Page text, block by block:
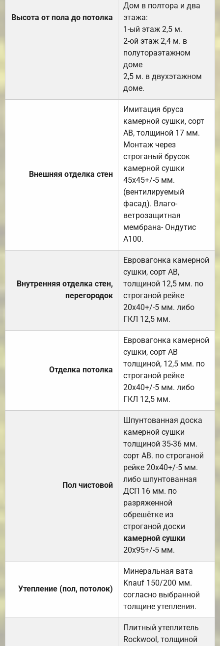
Высота от пола до потолка
Дом в полтора и два
этажа:
1-ый этаж 2,5 м.
2-ой этаж 2,4 м. в
полутораэтажном
доме
2,5 м. в двухэтажном
доме.
Внешняя отделка стен
Имитация бруса
камерной сушки, сорт
АВ, толщиной 17 мм.
Монтаж через
строганый брусок
камерной сушки
45х45+/-5 мм.
(вентилируемый
фасад). Влаго-
ветрозащитная
мембрана- Ондутис
А100.
Внутренняя отделка стен,
перегородок
Евровагонка камерной
сушки, сорт АВ,
толщиной 12,5 мм. по
строганой рейке
20х40+/-5 мм. либо
ГКЛ 12,5 мм.
Отделка потолка
Евровагонка камерной
сушки, сорт АВ
толщиной, 12,5 мм. по
строганой рейке
20х40+/-5 мм. либо
ГКЛ 12,5 мм.
Пол чистовой
Шпунтованная доска
камерной сушки
толщиной 35-36 мм.
сорт АВ. по строганой
рейке 20х40+/-5 мм.
либо шпунтованная
ДСП 16 мм. по
разряженной
обрешётке из
строганой доски
камерной сушки
20х95+/-5 мм.
Утепление (пол, потолок)
Минеральная вата
Knauf 150/200 мм.
согласно выбранной
толщине утепления.
Плитный утеплитель
Rockwool, толщиной